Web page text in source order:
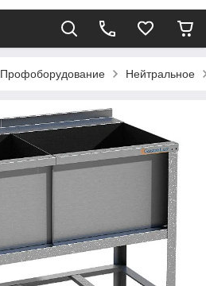
Профоборудование Нейтральное